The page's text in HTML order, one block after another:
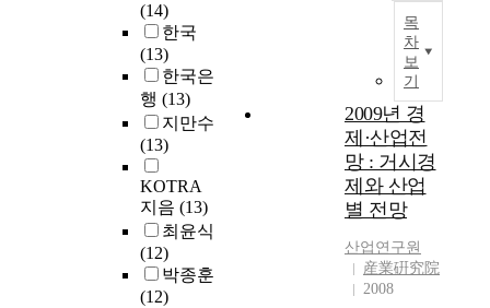
(14)
한국
(13)
한국은
행 (13)
지만수
(13)
KOTRA
지음 (13)
최윤식
(12)
박종훈
(12)
목
차
보
기
2009년 경
제·산업전
망 : 거시경
제와 산업
별 전망
산업연구원
産業硏究院
2008